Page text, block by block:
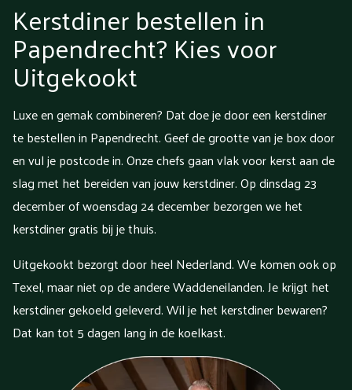
Kerstdiner bestellen in
Papendrecht? Kies voor
Uitgekookt
Luxe en gemak combineren? Dat doe je door een kerstdiner
te bestellen in Papendrecht. Geef de grootte van je box door
en vul je postcode in. Onze chefs gaan vlak voor kerst aan de
slag met het bereiden van jouw kerstdiner. Op dinsdag 23
december of woensdag 24 december bezorgen we het
kerstdiner gratis bij je thuis.
Uitgekookt bezorgt door heel Nederland. We komen ook op
Texel, maar niet op de andere Waddeneilanden. Je krijgt het
kerstdiner gekoeld geleverd. Wil je het kerstdiner bewaren?
Dat kan tot 5 dagen lang in de koelkast.